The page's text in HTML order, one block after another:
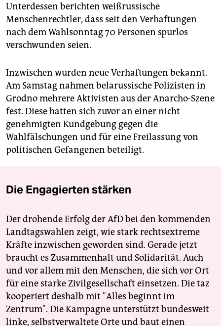
Unterdessen berichten weißrussische
Menschenrechtler, dass seit den Verhaftungen
nach dem Wahlsonntag 70 Personen spurlos
verschwunden seien.
Inzwischen wurden neue Verhaftungen bekannt.
Am Samstag nahmen belarussische Polizisten in
Grodno mehrere Aktivisten aus der Anarcho-Szene
fest. Diese hatten sich zuvor an einer nicht
genehmigten Kundgebung gegen die
Wahlfälschungen und für eine Freilassung von
politischen Gefangenen beteiligt.
Die Engagierten stärken
Der drohende Erfolg der AfD bei den kommenden
Landtagswahlen zeigt, wie stark rechtsextreme
Kräfte inzwischen geworden sind. Gerade jetzt
braucht es Zusammenhalt und Solidarität. Auch
und vor allem mit den Menschen, die sich vor Ort
für eine starke Zivilgesellschaft einsetzen. Die taz
kooperiert deshalb mit "Alles beginnt im
Zentrum". Die Kampagne unterstützt bundesweit
linke, selbstverwaltete Orte und baut einen